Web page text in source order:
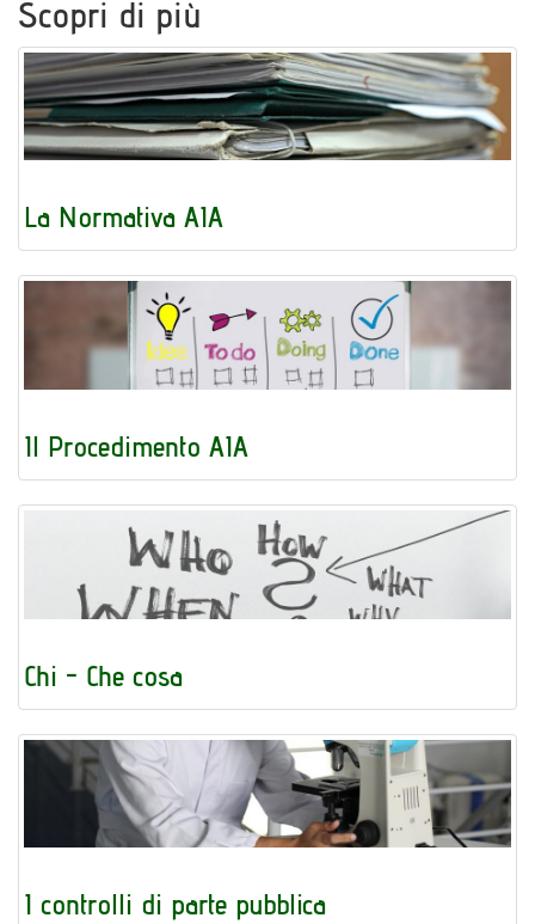
Scopri di più
La Normativa AIA
Il Procedimento AIA
Chi - Che cosa
I controlli di parte pubblica